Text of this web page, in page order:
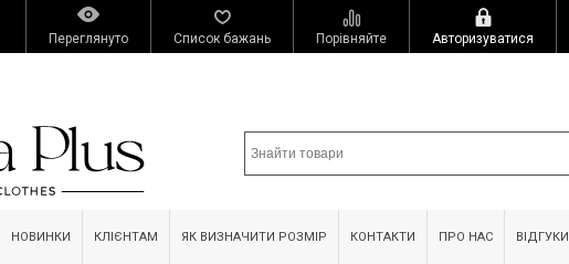
Переглянуто Список бажань Порівняйте Авторизуватися
НОВИНКИ КЛІЄНТАМ ЯК ВИЗНАЧИТИ РОЗМІР КОНТАКТИ ПРО НАС ВІДГУКИ